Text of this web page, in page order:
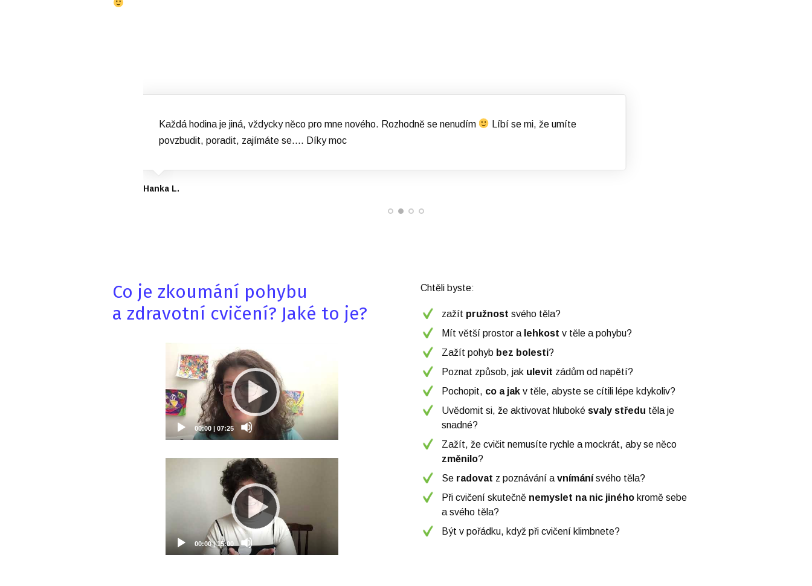
Každá hodina je jiná, vždycky něco pro mne nového. Rozhodně se nenudím
Líbí se mi, že umíte
povzbudit, poradit, zajímáte se.... Díky moc
Hanka L.
Co je zkoumání pohybu
a zdravotní cvičení? Jaké to je?
Chtěli byste:
zažít pružnost svého těla?
Mít větší prostor a lehkost v těle a pohybu?
Zažít pohyb bez bolesti?
Poznat způsob, jak ulevit zádům od napětí?
Pochopit, co a jak v těle, abyste se cítili lépe kdykoliv?
Uvědomit si, že aktivovat hlubokésvaly středu těla je
snadné?
Zažít, že cvičit nemusíte rychle a mockrát, aby se něco
změnilo?
Se radovat z poznávání avnímánísvého těla?
Při cvičení skutečně nemyslet na nic jiného kromě sebe
a svého těla?
Být v pořádku, když při cvičení klimbnete?